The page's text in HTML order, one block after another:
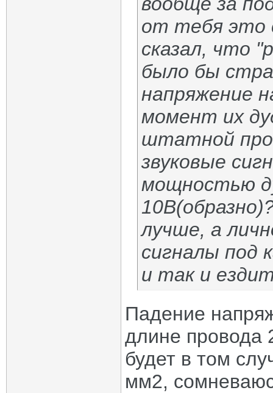
от тебя это
сказал, что
было бы
напряжение
момент их
штатной
звуковые
мощностью
лучше, а
сигналы под
и так и
Падение
длине провода
будет в том
мм2,